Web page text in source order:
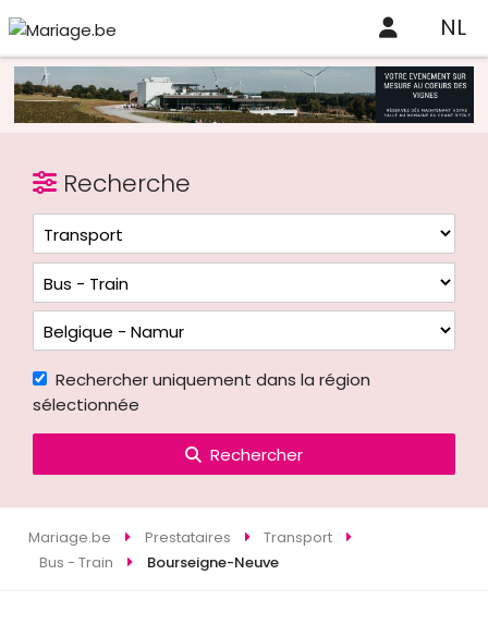
NL
Recherche
Rechercher uniquement dans la région
sélectionnée
Rechercher
Mariage.be Prestataires
Transport
Bus - Train
Bourseigne-Neuve